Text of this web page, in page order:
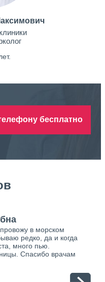
бесплатно
в морском
редко, да и когда
много пью.
Спасибо врачам